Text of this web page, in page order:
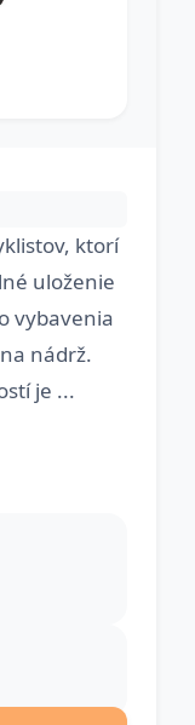
ktorí
uloženie
vybavenia
nádrž.
je ...